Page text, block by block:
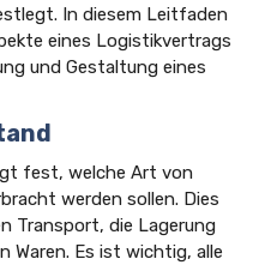
In diesem Leitfaden
eines Logistikvertrags
und Gestaltung eines
fest, welche Art von
werden sollen. Dies
Transport, die Lagerung
Waren. Es ist wichtig, alle